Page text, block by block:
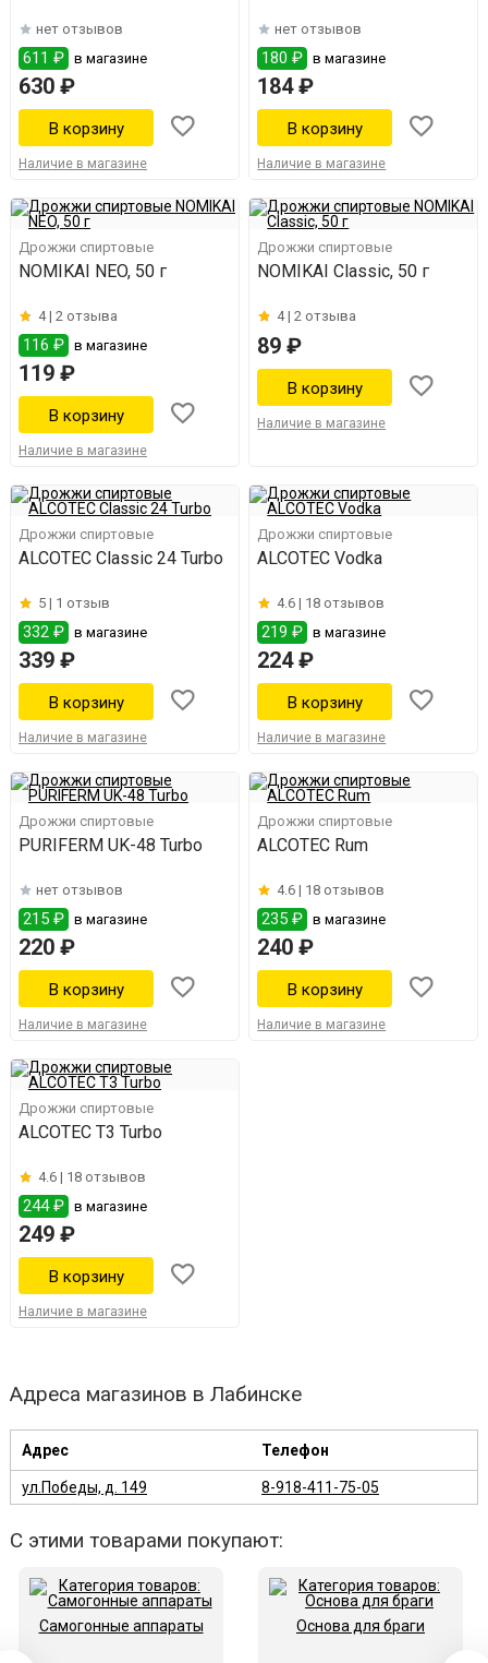
нет отзывов
611 ₽ в магазине
630 ₽
Наличие в магазине
нет отзывов
180 ₽ в магазине
184 ₽
Наличие в магазине
Дрожжи спиртовые
NOMIKAI NEO, 50 г
4 | 2 отзыва
116 ₽ в магазине
119 ₽
Наличие в магазине
Дрожжи спиртовые
NOMIKAI Classic, 50 г
4 |2 отзыва
89 ₽
Наличие в магазине
Дрожжи спиртовые
ALCOTEC Classic 24 Turbo
5 | 1 отзыв
332 ₽ в магазине
339 ₽
Наличие в магазине
Дрожжи спиртовые
ALCOTEC Vodka
4.6 | 18 отзывов
219 ₽ в магазине
224 ₽
Наличие в магазине
Дрожжи спиртовые
PURIFERM UK-48 Turbo
нет отзывов
215 ₽ в магазине
220 ₽
Наличие в магазине
Дрожжи спиртовые
ALCOTEC Rum
4.6 | 18 отзывов
235 ₽ в магазине
240 ₽
Наличие в магазине
Дрожжи спиртовые
ALCOTEC T3 Turbo
4.6 | 18 отзывов
244 ₽ в магазине
249 ₽
Наличие в магазине
Адреса магазинов в Лабинске
Адрес Телефон
ул.Победы, д. 149 8-918-411-75-05
С этими товарами покупают:
Самогонные аппараты Основа для браги